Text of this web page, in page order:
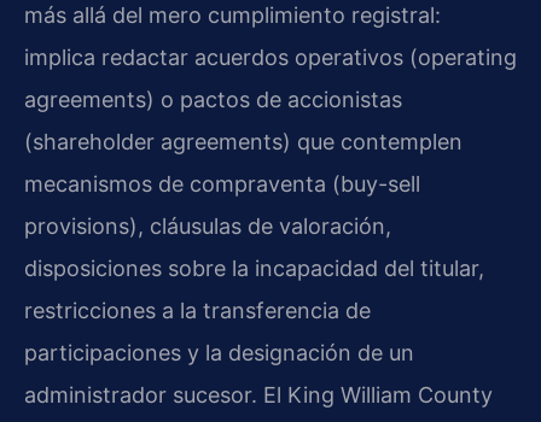
más allá del mero cumplimiento registral:
implica redactar acuerdos operativos (operating
agreements) o pactos de accionistas
(shareholder agreements) que contemplen
mecanismos de compraventa (buy-sell
provisions), cláusulas de valoración,
disposiciones sobre la incapacidad del titular,
restricciones a la transferencia de
participaciones y la designación de un
administrador sucesor. El King William County